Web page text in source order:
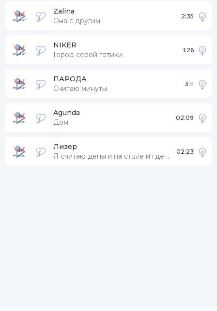
Zalina
Она с другим
2:35
NIKER
Город серой готики
1:26
ПАРОДА
Считаю минуты
3:11
Agunda
Дом
02:09
Лизер
Я считаю деньги на столе и где то тлеет мой косяк
02:23